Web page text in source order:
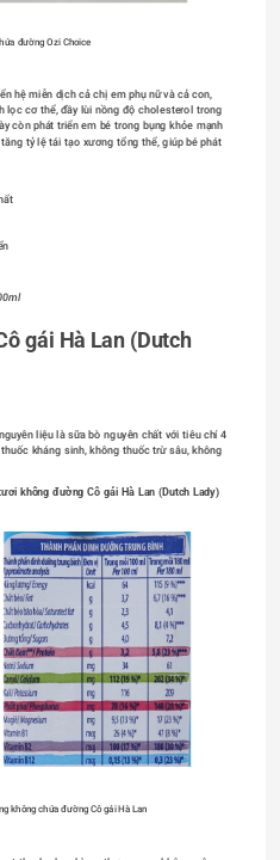
đường Ozi Choice
hệ miễn dịch cả chị em phụ nữ và cả con,
lọc cơ thể, đầy lùi nồng độ cholesterol trong
còn phát triển em bé trong bụng khỏe mạnh
tỷ lệ tái tạo xương tổng thể, giúp bé phát
gái Hà Lan (Dutch
liệu là sữa bò nguyên chất với tiêu chí 4
kháng sinh, không thuốc trừ sâu, không
không đường Cô gái Hà Lan (Dutch Lady)
không chứa đường Cô gái Hà Lan